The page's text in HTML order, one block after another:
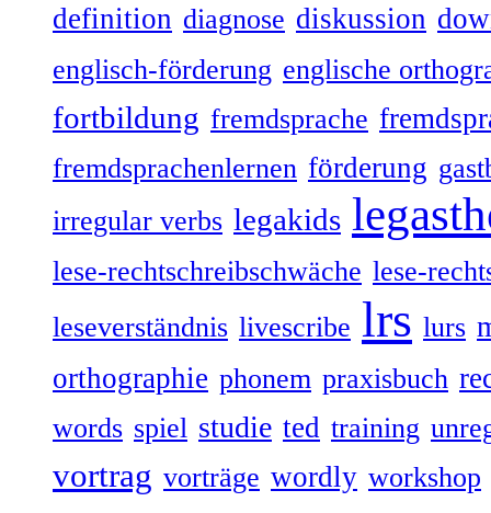
definition diagnose diskussion
englisch-förderung englische
fortbildung fremdsprache
fremdsprachenlernen förderung
irregular verbs legakids
lese-rechtschreibschwäche lese-
leseverständnis livescribe lrs lurs
orthographie phonem praxisbuch
words spiel studie ted training
vortrag vorträge wordly workshop